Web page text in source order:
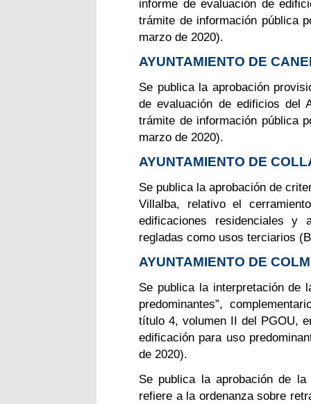
informe de evaluación de
trámite de información pública
marzo de 2020).
AYUNTAMIENTO DE
Se publica la aprobación
de evaluación de edificios del
trámite de información pública
marzo de 2020).
AYUNTAMIENTO DE
Se publica la aprobación de
Villalba, relativo el
edificaciones residenciales
regladas como usos terciarios
AYUNTAMIENTO DE
Se publica la interpretación de
predominantes”,
título 4, volumen II del PGOU,
edificación para uso
de 2020).
Se publica la aprobación de
refiere a la ordenanza sobre